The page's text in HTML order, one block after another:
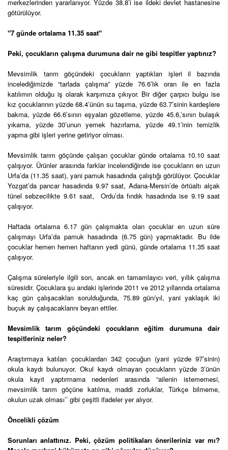
merkezlerinden yararlanıyor. Yüzde 38.8’i ise ildeki devlet hastanesine
götürülüyor.
"7 günde ortalama 11.35 saat"
Peki, çocukların çalışma durumuna dair ne gibi tespitler yaptınız?
Mevsimlik tarım göçündeki çocukların yaptıkları işleri il bazında
incelediğimizde “tarlada çalışma” yüzde 76.6’lık oran ile en fazla
katılımın olduğu iş olarak karşımıza çıkıyor. Bir diğer çarpıcı bulgu ise
kız çocuklarının yüzde 68.4’ünün su taşıma, yüzde 63.7’sinin kardeşlere
bakma, yüzde 66.6’sının eşyaları gözetleme, yüzde 45.6,’sının bulaşık
yıkama, yüzde 30’unun yemek hazırlama, yüzde 49.1’inin temizlik
yapma gibi işleri yerine getiriyor olması.
Mevsimlik tarım göçünde çalışan çocuklar günde ortalama 10.10 saat
çalışıyor. Ürünler arasında farklar incelendiğinde ise çocukların en uzun
Urfa’da (11.35 saat), yani pamuk hasadında çalıştığı görülüyor. Çocuklar
Yozgat’da pancar hasadında 9.97 saat, Adana-Mersin’de örtüaltı alçak
tünel sebzecilikte 9.61 saat, Ordu’da fındık hasadında ise 9.19 saat
çalışıyor.
Haftada ortalama 6.17 gün çalışmakta olan çocuklar en uzun süre
çalışmayı Urfa’da pamuk hasadında (6.75 gün) yapmaktadır. Bu ilde
çocuklar hemen hemen haftanın yedi günü, günde ortalama 11.35 saat
çalışıyor.
Çalışma süreleriyle ilgili son, ancak en tamamlayıcı veri, yıllık çalışma
süresidir. Çocuklara şu andaki işlerinde 2011 ve 2012 yıllarında ortalama
kaç gün çalışacakları sorulduğunda, 75.89 gün/yıl, yani yaklaşık iki
buçuk ay çalışacaklarını beyan ettiler.
Mevsimlik tarım göçündeki çocukların eğitim durumuna dair
tespitleriniz neler?
Araştırmaya katılan çocuklardan 342 çocuğun (yani yüzde 97’sinin)
okula kaydı bulunuyor. Okul kaydı olmayan çocukların yüzde 3’ünün
okula kayıt yaptırmama nedenleri arasında “ailenin istememesi,
mevsimlik tarım göçüne katılma, maddi zorluklar, Türkçe bilmeme,
okulun uzak olması’’ gibi çeşitli ifadeler yer alıyor.
Öncelikli çözüm
Sorunları anlattınız. Peki, çözüm politikaları önerileriniz var mı?